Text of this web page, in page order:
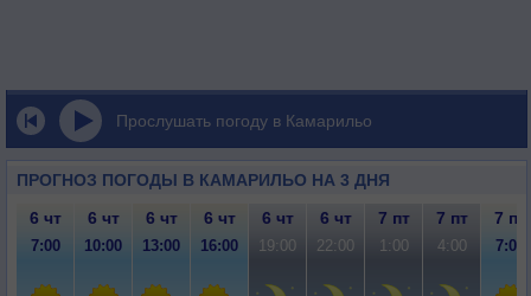
Прослушать погоду в Камарильо
ПРОГНОЗ ПОГОДЫ В КАМАРИЛЬО НА 3 ДНЯ
6 чт 6 чт 6 чт 6 чт 6 чт 6 чт 7 пт 7 пт 7 пт
7:00 10:00 13:00 16:00 19:00 22:00 1:00 4:00 7:00